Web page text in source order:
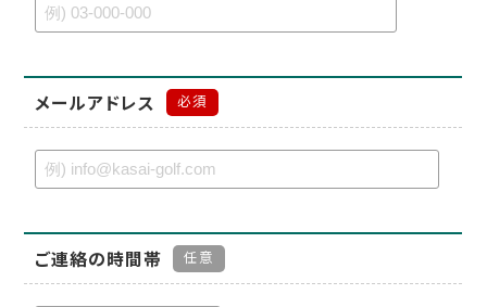
メールアドレス 必須
ご連絡の時間帯 任意